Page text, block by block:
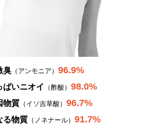
臭 （アンモニア） 96.9%
ぱいニオイ （酢酸） 98.0%
物質 （イソ吉草酸） 96.7%
る物質 （ノネナール） 91.7%